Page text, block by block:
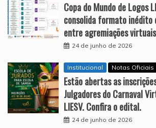
Copa do Mundo de Logos
consolida formato inédito
entre agremiações
24 de junho de 2026
Institucional Notas Oficiais
Estão abertas as
Julgadores do Carnaval
LIESV. Confira o edital.
24 de junho de 2026